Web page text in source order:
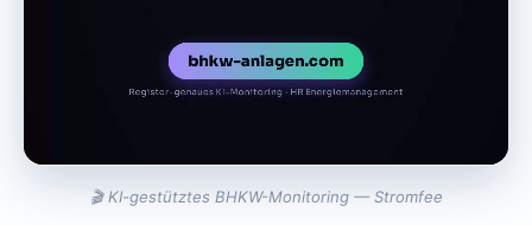
🎬 KI-gestütztes BHKW-Monitoring — Stromfee